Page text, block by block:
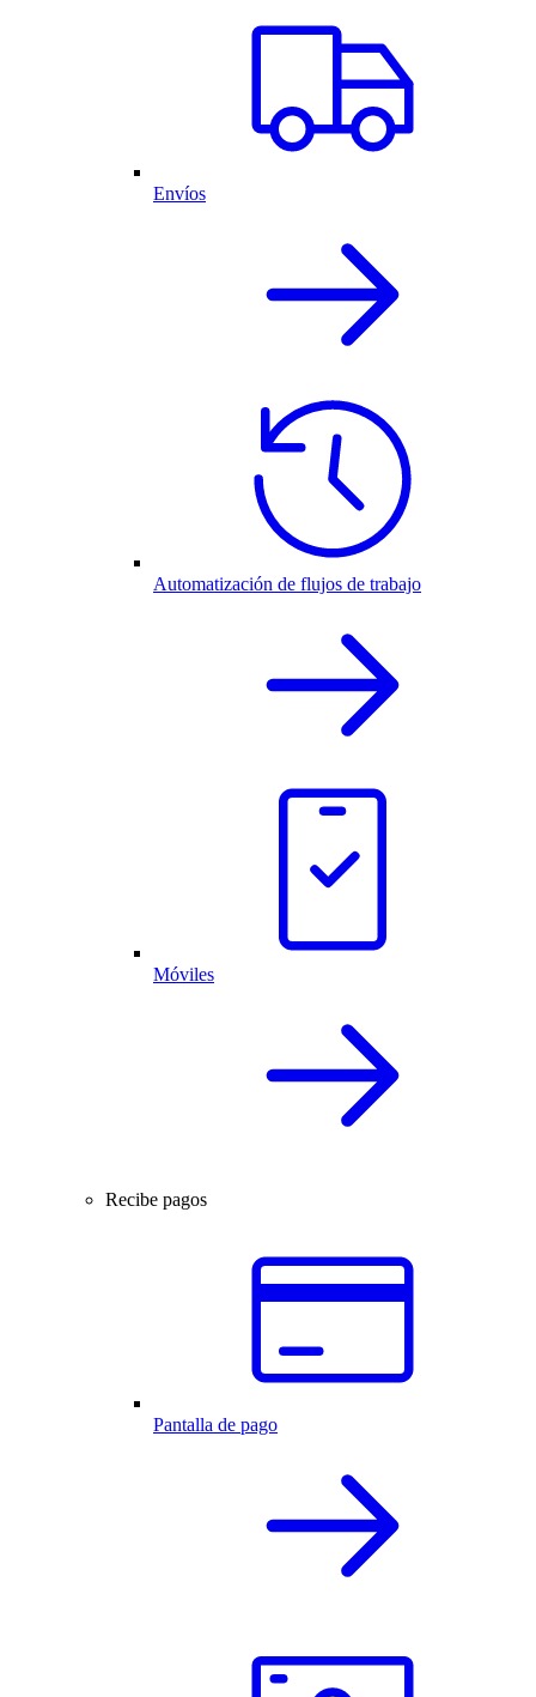
Envíos
Automatización de flujos de trabajo
Móviles
Recibe pagos
Pantalla de pago